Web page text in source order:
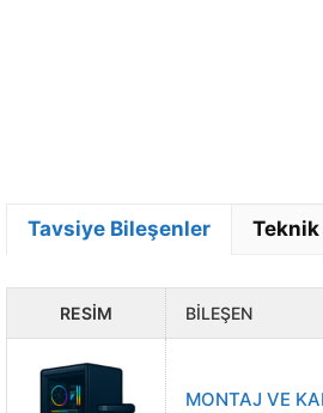
Tavsiye Bileşenler
RESIM BILEŞEN
MONTAJ VE